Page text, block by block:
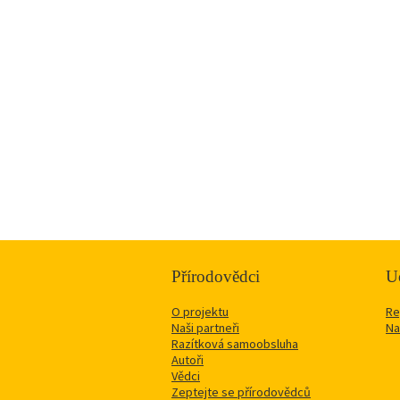
Přírodovědci
O projektu
Naši partneři
Razítková samoobsluha
Autoři
Vědci
Zeptejte se přírodovědců